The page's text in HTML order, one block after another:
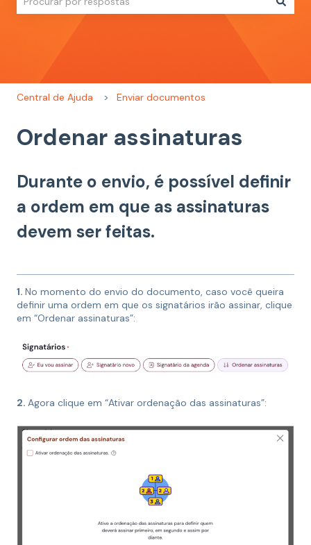
Central de Ajuda Enviar documentos
Ordenar assinaturas
Durante o envio, é possível definir
a ordem em que as assinaturas
devem ser feitas.
1. No momento do envio do documento, caso você queira
definir uma ordem em que os signatários irão assinar, clique
em “Ordenar assinaturas”:
2. Agora clique em “Ativar ordenação das assinaturas”: